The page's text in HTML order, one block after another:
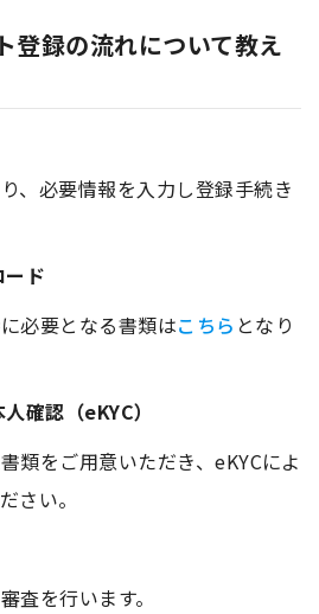
登録の流れについて教え
、必要情報を入力し登録手続き
ド
必要となる書類はこちら となり
確認（eKYC）
類をご用意いただき、eKYCによ
さい。
査を行います。